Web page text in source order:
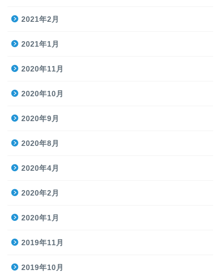
2021年2月
2021年1月
2020年11月
2020年10月
2020年9月
2020年8月
2020年4月
2020年2月
2020年1月
2019年11月
2019年10月